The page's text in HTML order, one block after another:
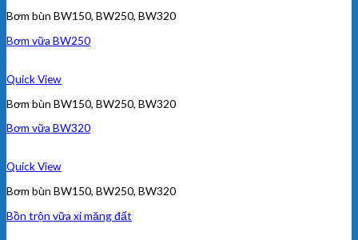
Bơm bùn BW150, BW250, BW320
Bơm vữa BW250
Quick View
Bơm bùn BW150, BW250, BW320
Bơm vữa BW320
Quick View
Bơm bùn BW150, BW250, BW320
Bồn trộn vữa xi măng đất